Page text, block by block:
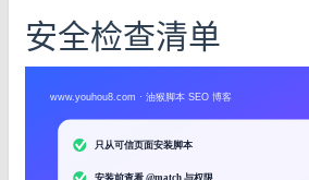
安全检查清单